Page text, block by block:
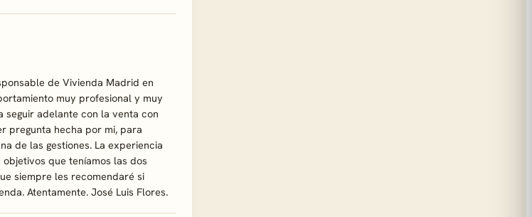
de Vivienda Madrid en
muy profesional y muy
seguir adelante con la venta con
pregunta hecha por mi, para
de las gestiones. La experiencia
que teníamos las dos
siempre les recomendaré si
Atentamente. José Luis Flores.